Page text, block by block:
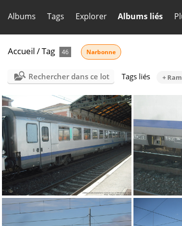
Albums Tags Explorer Albums liés
Accueil /Tag 46 Narbonne
Rechercher dans ce lot Tags liés +